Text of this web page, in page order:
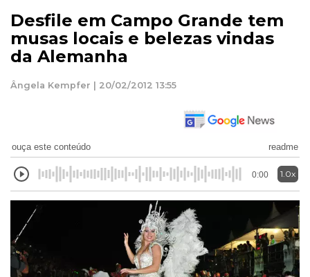
Desfile em Campo Grande tem
musas locais e belezas vindas
da Alemanha
Ângela Kempfer | 20/02/2012 13:55
ouça este conteúdo readme
0:00 1.0x